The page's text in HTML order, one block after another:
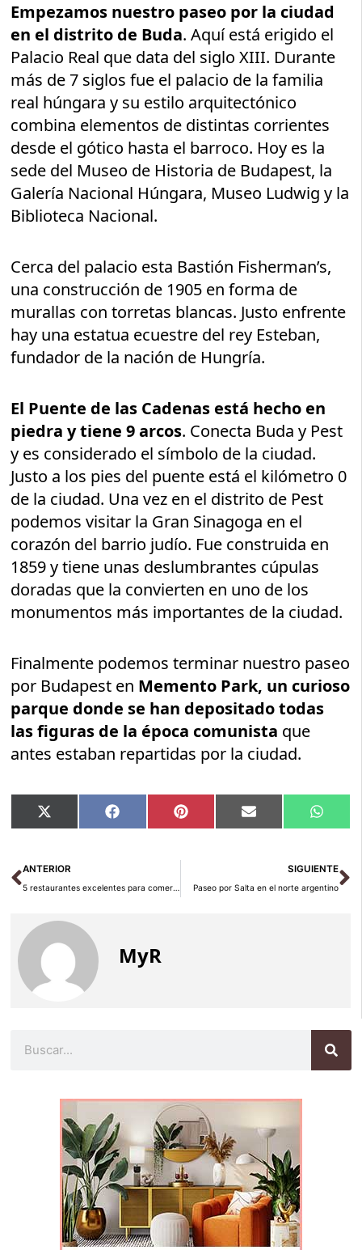
Empezamos nuestro paseo por la ciudad
en el distrito de Buda. Aquí está erigido el
Palacio Real que data del siglo XIII. Durante
más de 7 siglos fue el palacio de la familia
real húngara y su estilo arquitectónico
combina elementos de distintas corrientes
desde el gótico hasta el barroco. Hoy es la
sede del Museo de Historia de Budapest, la
Galería Nacional Húngara, Museo Ludwig y la
Biblioteca Nacional.
Cerca del palacio esta Bastión Fisherman’s,
una construcción de 1905 en forma de
murallas con torretas blancas. Justo enfrente
hay una estatua ecuestre del rey Esteban,
fundador de la nación de Hungría.
El Puente de las Cadenas está hecho en
piedra y tiene 9 arcos. Conecta Buda y Pest
y es considerado el símbolo de la ciudad.
Justo a los pies del puente está el kilómetro 0
de la ciudad. Una vez en el distrito de Pest
podemos visitar la Gran Sinagoga en el
corazón del barrio judío. Fue construida en
1859 y tiene unas deslumbrantes cúpulas
doradas que la convierten en uno de los
monumentos más importantes de la ciudad.
Finalmente podemos terminar nuestro paseo
por Budapest en Memento Park, un curioso
parque donde se han depositado todas
las figuras de la época comunista que
antes estaban repartidas por la ciudad.
Compartir
en
X
(Twitter)
Compartir
en
Facebook Compartir
en
Pinterest Compartir
en
Email
en
Ant
ANTERIOR
5 restaurantes excelentes para comer en Madrid
SIGUIENTE
Paseo por Salta en el norte argentino
MyR